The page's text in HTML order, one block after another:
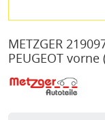
METZGER
PEUGEOT vorne